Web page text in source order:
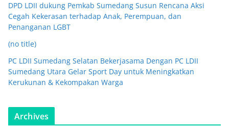
DPD LDII dukung Pemkab Sumedang Susun Rencana Aksi
Cegah Kekerasan terhadap Anak, Perempuan, dan
Penanganan LGBT
(no title)
PC LDII Sumedang Selatan Bekerjasama Dengan PC LDII
Sumedang Utara Gelar Sport Day untuk Meningkatkan
Kerukunan & Kekompakan Warga
Archives